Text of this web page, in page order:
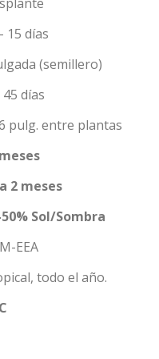
días
(semillero)
45 días
pulg. entre plantas
2 meses
Sol/Sombra
todo el año.